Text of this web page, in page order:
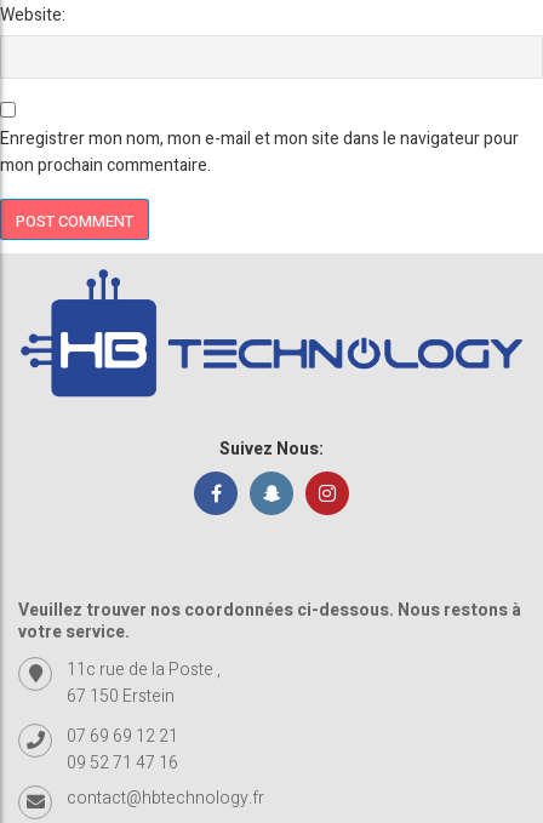
Website:
Enregistrer mon nom, mon e-mail et mon site dans le navigateur pour
mon prochain commentaire.
Suivez Nous:
Veuillez trouver nos coordonnées ci-dessous. Nous restons à
votre service.
11c rue de la Poste ,
67 150 Erstein
07 69 69 12 21
09 52 71 47 16
contact@hbtechnology.fr